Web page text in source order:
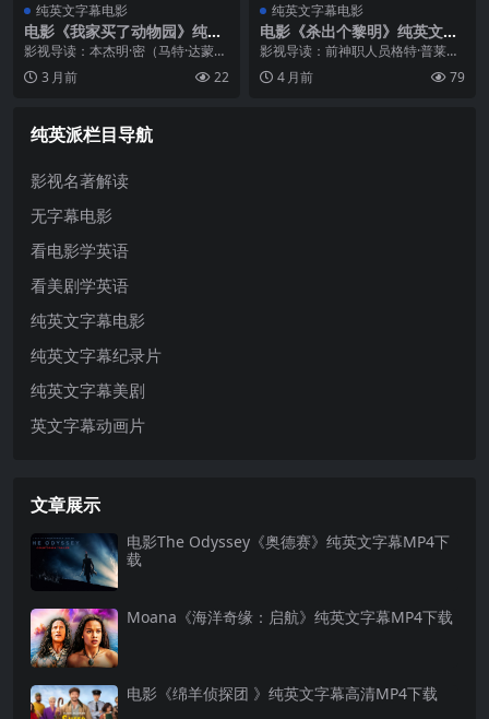
纯英文字幕电影
电影《我家买了动物园》纯英
文字幕高清MP4下载
影视导读：本杰明·密（马特·达蒙
饰）是一个丧妻两年的父亲，他努
力独自抚养两个孩子——青春期的
活陷入...
3 月前 22
纯英文字幕电影
电影《杀出个黎明》纯英文字
幕高清MP4下载
影视导读：前神职人员格特·普莱斯
科（乔治·克鲁尼饰）和他的弟弟塞
斯（昆廷·塔拉汀什饰）是一对亡命
4 月前 79
纯英派栏目导航
影视名著解读
无字幕电影
看电影学英语
看美剧学英语
纯英文字幕电影
纯英文字幕纪录片
纯英文字幕美剧
英文字幕动画片
文章展示
电影The Odyssey《奥德赛》纯英文字幕MP4下
载
Moana《海洋奇缘：启航》纯英文字幕MP4下载
电影《绵羊侦探团 》纯英文字幕高清MP4下载